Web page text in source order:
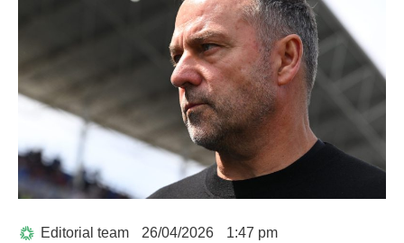
Editorial team 26/04/2026 1:47 pm